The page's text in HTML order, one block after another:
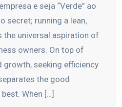
e seja “Verde” ao
secret; running a lean,
the universal aspiration of
owners. On top of
growth, seeking efficiency
the good
When […]